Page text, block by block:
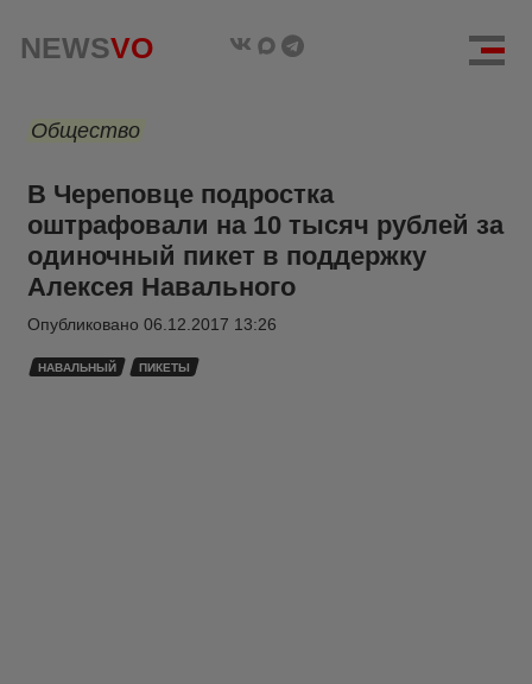
NEWSVO
Общество
В Череповце подростка
оштрафовали на 10 тысяч рублей за
одиночный пикет в поддержку
Алексея Навального
Опубликовано 06.12.2017 13:26
НАВАЛЬНЫЙ ПИКЕТЫ